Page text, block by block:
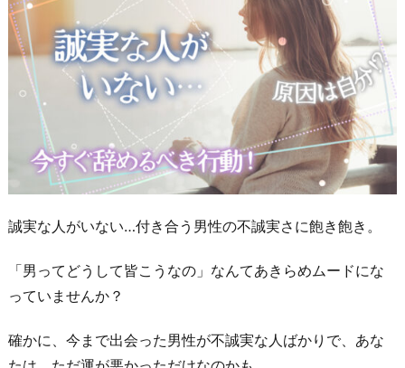
誠実な人がいない…付き合う男性の不誠実さに飽き飽き。
「男ってどうして皆こうなの」なんてあきらめムードにな
っていませんか？
確かに、今まで出会った男性が不誠実な人ばかりで、あな